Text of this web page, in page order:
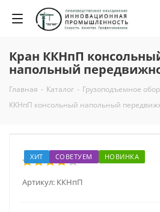
Кран ККНпП
напольный
Главная - Каталог - Грузоподъемное
ККНпП консольный напольный
ХИТ СОВЕТУЕМ НОВИНКА
Артикул: ККНпП